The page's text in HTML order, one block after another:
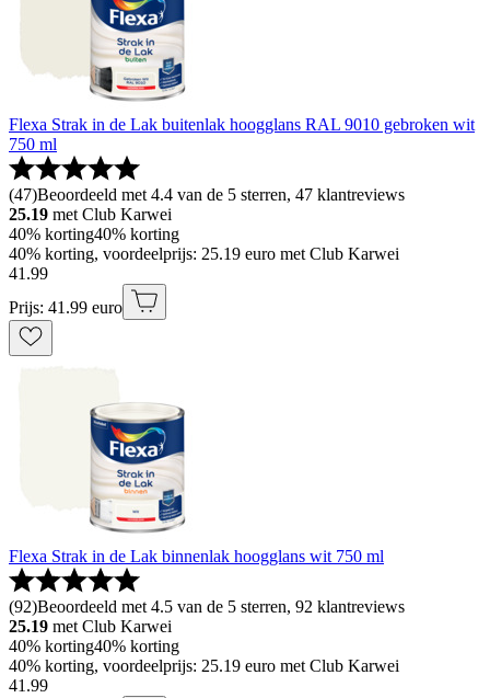
Flexa Strak in de Lak buitenlak hoogglans RAL 9010 gebroken wit
750 ml
(47)Beoordeeld met 4.4 van de 5 sterren, 47 klantreviews
25.19 met Club Karwei
40% korting40% korting
40% korting, voordeelprijs: 25.19 euro met Club Karwei
41 .99
Prijs: 41.99 euro
Flexa Strak in de Lak binnenlak hoogglans wit 750 ml
(92)Beoordeeld met 4.5 van de 5 sterren, 92 klantreviews
25.19 met Club Karwei
40% korting40% korting
40% korting, voordeelprijs: 25.19 euro met Club Karwei
41 .99